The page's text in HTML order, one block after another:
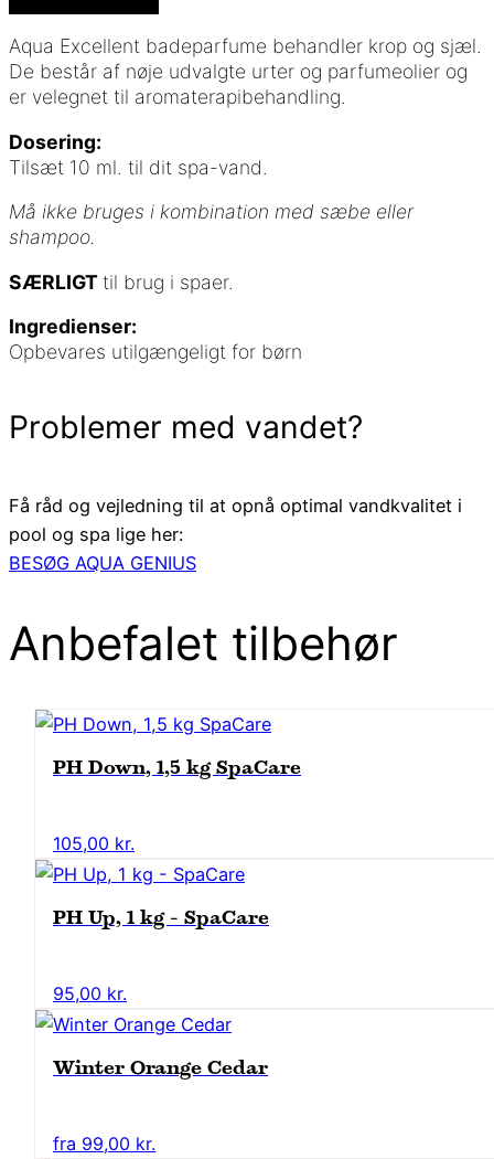
Aqua Excellent badeparfume behandler krop og sjæl.
De består af nøje udvalgte urter og parfumeolier og
er velegnet til aromaterapibehandling.
Dosering:
Tilsæt 10 ml. til dit spa-vand.
Må ikke bruges i kombination med sæbe eller
shampoo.
SÆRLIGTtil brug i spaer.
Ingredienser:
Opbevares utilgængeligt for børn
Problemer med vandet?
Få råd og vejledning til at opnå optimal vandkvalitet i
pool og spa lige her:
BESØG AQUA GENIUS
Anbefalet tilbehør
PH Down, 1,5 kg SpaCare
105,00 kr.
PH Up, 1 kg - SpaCare
95,00 kr.
Winter Orange Cedar
fra 99,00 kr.